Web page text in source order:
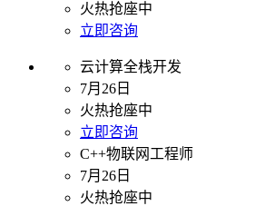
火热抢座中
立即咨询
云计算全栈开发
7月26日
火热抢座中
立即咨询
C++物联网工程师
7月26日
火热抢座中